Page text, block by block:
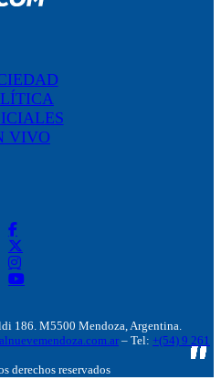
VIVO
186. M5500 Mendoza, Argentina.
– Tel: +(54) 9 261
derechos reservados